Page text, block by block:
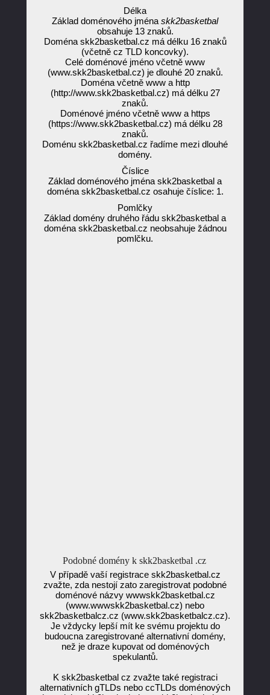
Délka
Základ doménového jména skk2basketbal
obsahuje 13 znaků.
Doména skk2basketbal.cz má délku 16 znaků
(včetně cz TLD koncovky).
Celé doménové jméno včetně www
(www.skk2basketbal.cz) je dlouhé 20 znaků.
Doména včetně www a http
(http://www.skk2basketbal.cz) má délku 27
znaků.
Doménové jméno včetně www a https
(https://www.skk2basketbal.cz) má délku 28
znaků.
Doménu skk2basketbal.cz řadíme mezi dlouhé
domény.
Číslice
Základ doménového jména skk2basketbal a
doména skk2basketbal.cz osahuje číslice: 1.
Pomlčky
Základ domény druhého řádu skk2basketbal a
doména skk2basketbal.cz neobsahuje žádnou
pomlčku.
Podobné domény k skk2basketbal .cz
V případě vaší registrace skk2basketbal.cz
zvažte, zda nestojí zato zaregistrovat podobné
doménové názvy wwwskk2basketbal.cz
(www.wwwskk2basketbal.cz) nebo
skk2basketbalcz.cz (www.skk2basketbalcz.cz).
Je vždycky lepší mít ke svému projektu do
budoucna zaregistrované alternativní domény,
než je draze kupovat od doménových
spekulantů.
K skk2basketbal cz zvažte také registraci
alternativních gTLDs nebo ccTLDs doménových